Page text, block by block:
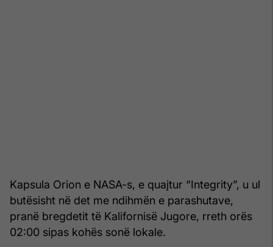
Kapsula Orion e NASA-s, e quajtur “Integrity”, u ul
butësisht në det me ndihmën e parashutave,
pranë bregdetit të Kalifornisë Jugore, rreth orës
02:00 sipas kohës sonë lokale.